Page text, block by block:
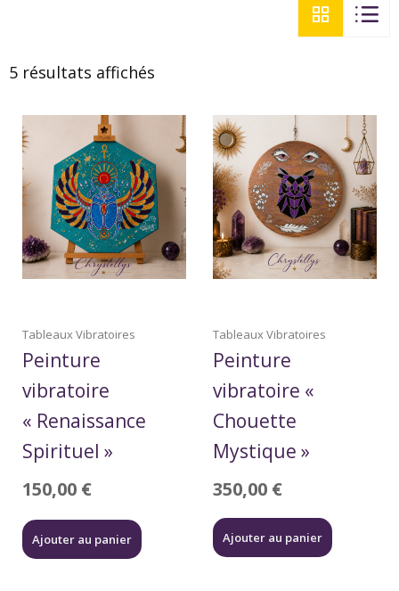
5 résultats affichés
Tableaux Vibratoires
Peinture
vibratoire
« Renaissance
Spirituel »
150,00 €
Ajouter au panier
Tableaux Vibratoires
Peinture
vibratoire «
Chouette
Mystique »
350,00 €
Ajouter au panier